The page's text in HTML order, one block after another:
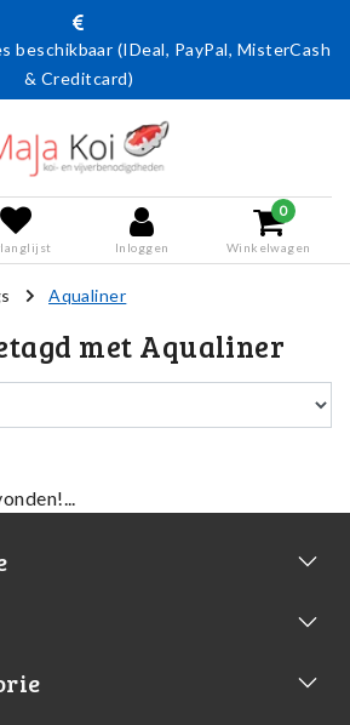
beschikbaar (IDeal, PayPal, MisterCash
& Creditcard)
Inloggen
0
Winkelwagen
Aqualiner
met Aqualiner